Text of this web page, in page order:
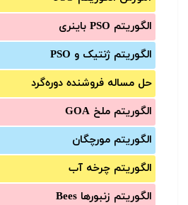
الگوریتم PSO باینری
الگوریتم ژنتیک و PSO
حل مساله فروشنده دوره‌گرد
الگوریتم ملخ GOA
الگوریتم مورچگان
الگوریتم چرخه آب
الگوریتم زنبورها Bees